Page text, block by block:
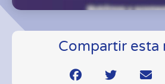
Compartir esta